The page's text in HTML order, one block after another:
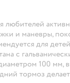
и маневры,
для
с
100 мм,
тормоз